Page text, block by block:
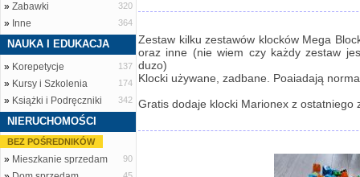
» Zabawki 320
» Inne 364
NAUKA I EDUKACJA
» Korepetycje 137
» Kursy i Szkolenia 174
» Książki i Podręczniki 342
NIERUCHOMOŚCI
BEZ POŚREDNIKÓW
» Mieszkanie sprzedam 90
Zestaw kilku zestawów klocków Mega
oraz inne (nie wiem czy każdy zestaw
duzo)
Klocki używane, zadbane. Poaiadają
Gratis dodaje klocki Marionex z ostatniego